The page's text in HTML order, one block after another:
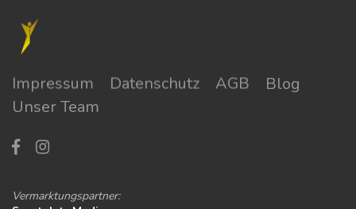
Impressum Datenschutz AGB
Blog
Unser Team
Vermarktungspartner: